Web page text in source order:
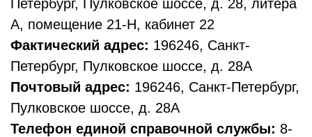
Петербург, Пулковское шоссе, д. 28, литера
А, помещение 21-Н, кабинет 22
Фактический адрес: 196246, Санкт-
Петербург, Пулковское шоссе, д. 28А
Почтовый адрес: 196246, Санкт-Петербург,
Пулковское шоссе, д. 28А
Телефон единой справочной службы: 8-